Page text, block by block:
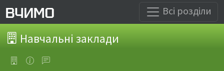
Всі розділи
Навчальні заклади